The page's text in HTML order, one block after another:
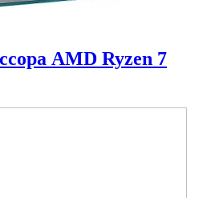
AMD Ryzen 7